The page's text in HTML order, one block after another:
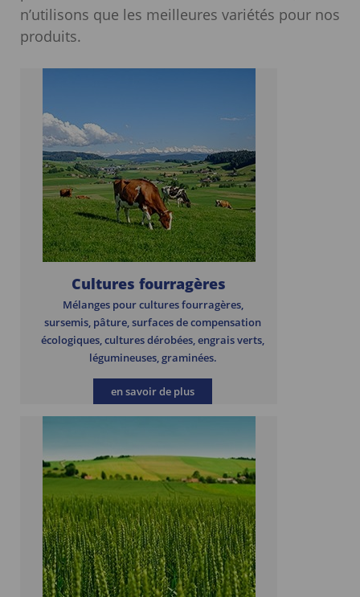
n’utilisons que les meilleures variétés pour nos
produits.
Cultures fourragères
Mélanges pour cultures fourragères,
sursemis, pâture, surfaces de compensation
écologiques, cultures dérobées, engrais verts,
légumineuses, graminées.
en savoir de plus